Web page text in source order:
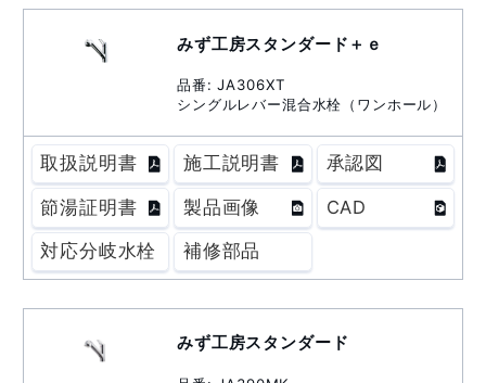
みず工房スタンダード＋ｅ
品番: JA306XT
シングルレバー混合水栓（ワンホール）
取扱説明書 施工説明書 承認図
節湯証明書 製品画像 CAD
対応分岐水栓 補修部品
みず工房スタンダード